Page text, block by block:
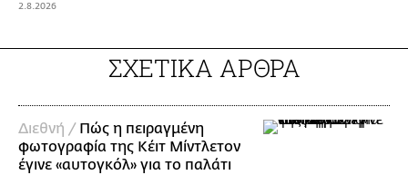
2.8.2026
ΣΧΕΤΙΚΑ ΑΡΘΡΑ
Διεθνή / Πώς η πειραγμένη
φωτογραφία της Κέιτ Μίντλετον
έγινε «αυτογκόλ» για το παλάτι